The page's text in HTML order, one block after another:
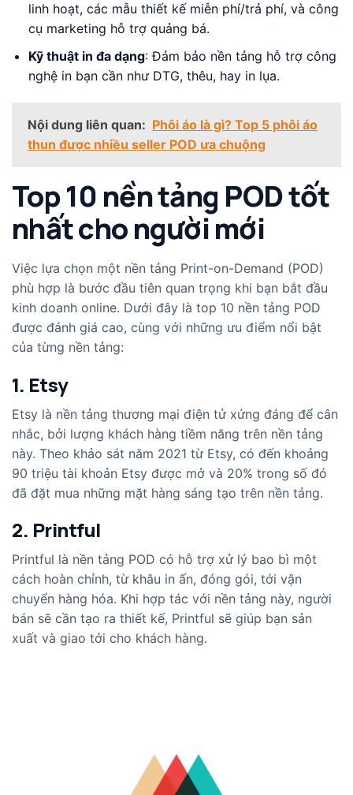
linh hoạt, các mẫu thiết kế miễn phí/trả phí, và công
cụ marketing hỗ trợ quảng bá.
Kỹ thuật in đa dạng: Đảm bảo nền tảng hỗ trợ công
nghệ in bạn cần như DTG, thêu, hay in lụa.
Nội dung liên quan: Phôi áo là gì? Top 5 phôi áo
thun được nhiều seller POD ưa chuộng
Top 10 nền tảng POD tốt
nhất cho người mới
Việc lựa chọn một nền tảng Print-on-Demand (POD)
phù hợp là bước đầu tiên quan trọng khi bạn bắt đầu
kinh doanh online. Dưới đây là top 10 nền tảng POD
được đánh giá cao, cùng với những ưu điểm nổi bật
của từng nền tảng:
1. Etsy
Etsy là nền tảng thương mại điện tử xứng đáng để cân
nhắc, bởi lượng khách hàng tiềm năng trên nền tảng
này. Theo khảo sát năm 2021 từ Etsy, có đến khoảng
90 triệu tài khoản Etsy được mở và 20% trong số đó
đã đặt mua những mặt hàng sáng tạo trên nền tảng.
2. Printful
Printful là nền tảng POD có hỗ trợ xử lý bao bì một
cách hoàn chỉnh, từ khâu in ấn, đóng gói, tới vận
chuyển hàng hóa. Khi hợp tác với nền tảng này, người
bán sẽ cần tạo ra thiết kế, Printful sẽ giúp bạn sản
xuất và giao tới cho khách hàng.